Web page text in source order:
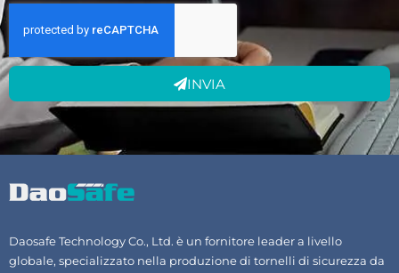
INVIA
Daosafe Technology Co., Ltd. è un fornitore leader a livello
globale, specializzato nella produzione di tornelli di sicurezza da